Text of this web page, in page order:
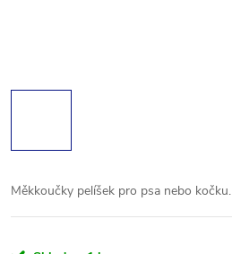
Měkkoučky pelíšek pro psa nebo kočku.